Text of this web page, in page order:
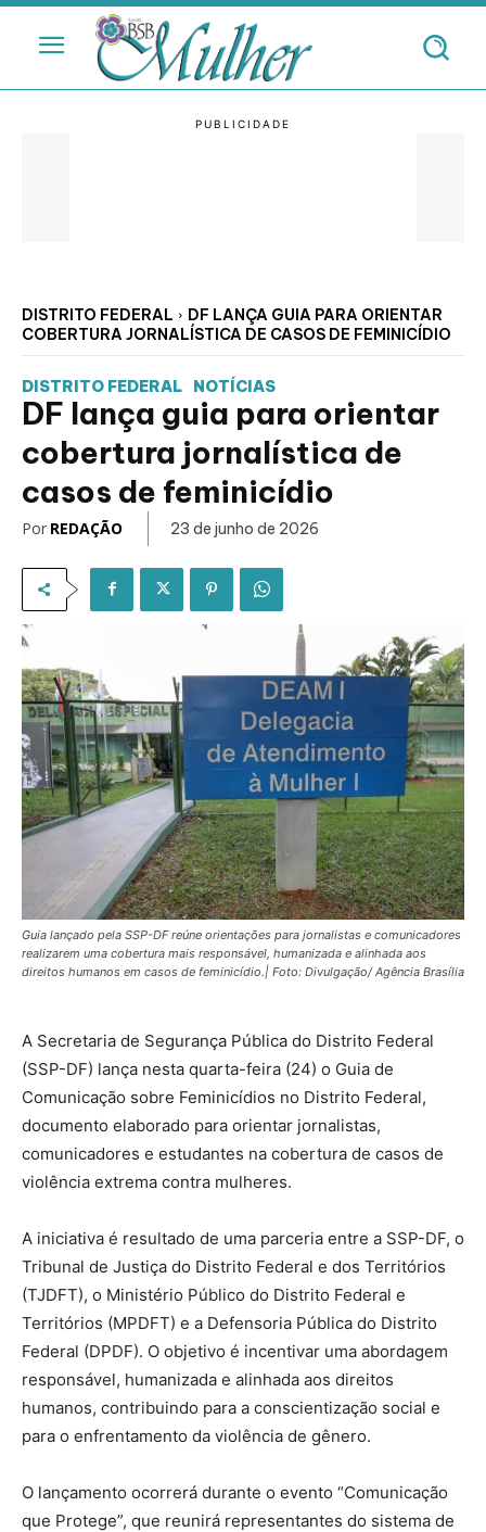
DISTRITO FEDERAL
DF LANÇA GUIA PARA ORIENTAR
COBERTURA JORNALÍSTICA DE CASOS DE FEMINICÍDIO
DISTRITO FEDERAL NOTÍCIAS
DF lança guia para orientar
cobertura jornalística de
casos de feminicídio
Por REDAÇÃO 23 de junho de 2026
Guia lançado pela SSP-DF reúne orientações para jornalistas e comunicadores
realizarem uma cobertura mais responsável, humanizada e alinhada aos
direitos humanos em casos de feminicídio.| Foto: Divulgação/ Agência Brasília
A Secretaria de Segurança Pública do Distrito Federal
(SSP-DF) lança nesta quarta-feira (24) o Guia de
Comunicação sobre Feminicídios no Distrito Federal,
documento elaborado para orientar jornalistas,
comunicadores e estudantes na cobertura de casos de
violência extrema contra mulheres.
A iniciativa é resultado de uma parceria entre a SSP-DF, o
Tribunal de Justiça do Distrito Federal e dos Territórios
(TJDFT), o Ministério Público do Distrito Federal e
Territórios (MPDFT) e a Defensoria Pública do Distrito
Federal (DPDF). O objetivo é incentivar uma abordagem
responsável, humanizada e alinhada aos direitos
humanos, contribuindo para a conscientização social e
para o enfrentamento da violência de gênero.
O lançamento ocorrerá durante o evento “Comunicação
que Protege”, que reunirá representantes do sistema de